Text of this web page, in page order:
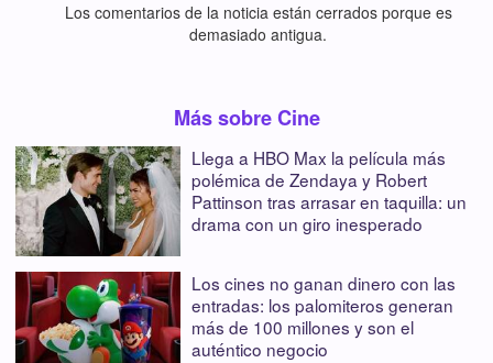
Los comentarios de la noticia están cerrados porque es
demasiado antigua.
Más sobre Cine
Llega a HBO Max la película más
polémica de Zendaya y Robert
Pattinson tras arrasar en taquilla: un
drama con un giro inesperado
Los cines no ganan dinero con las
entradas: los palomiteros generan
más de 100 millones y son el
auténtico negocio